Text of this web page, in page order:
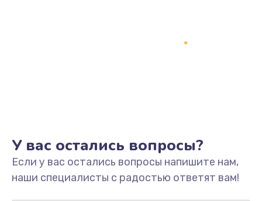
У вас остались вопросы?
Если у вас остались вопросы напишите нам,
наши специалисты с радостью ответят вам!